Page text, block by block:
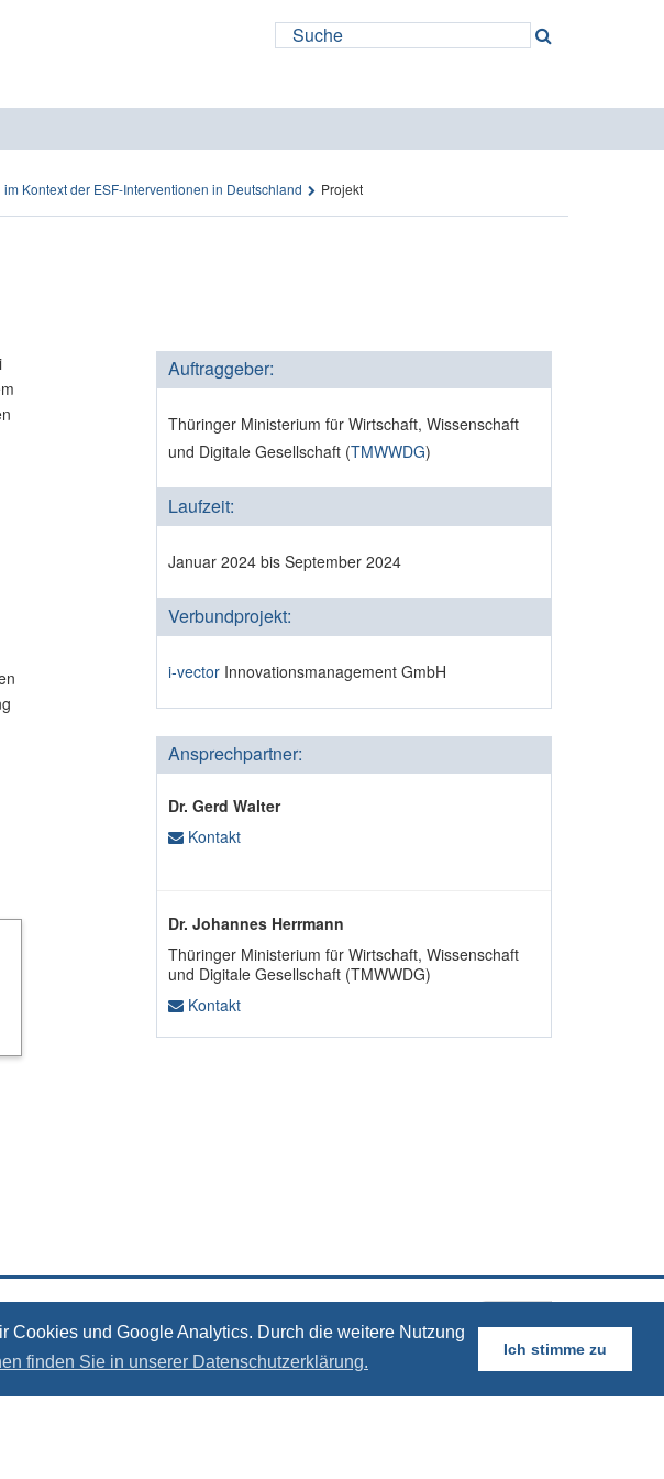
Cookies und Google Analytics. Durch die weitere Nutzung
finden Sie in unserer Datenschutzerklärung.
Ich stimme zu
Kontext der ESF-Interventionen in Deutschland Projekt
Auftraggeber:
Thüringer Ministerium für Wirtschaft, Wissenschaft
und Digitale Gesellschaft (TMWWDG)
Laufzeit:
Januar 2024 bis September 2024
Verbundprojekt:
i-vector Innovationsmanagement GmbH
Ansprechpartner:
Dr. Gerd Walter
Kontakt
Dr. Johannes Herrmann
Thüringer Ministerium für Wirtschaft, Wissenschaft
und Digitale Gesellschaft (TMWWDG)
Kontakt
Torstraße 178, 10115 Berlin